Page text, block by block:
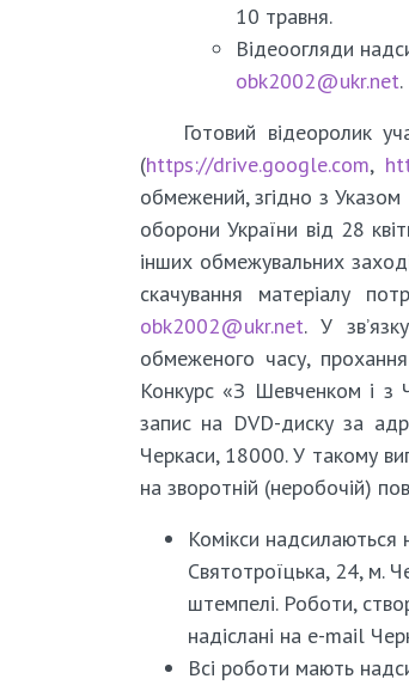
10 травня.
Відеоогляди
obk2002@ukr.net.
Готовий відеоролик
(https://drive.google.com,
обмежений, згідно з
оборони України від 28
інших обмежувальних
скачування матеріалу
obk2002@ukr.net. У
обмеженого часу,
Конкурс «З Шевченком і з
запис на DVD-диску за
Черкаси, 18000. У такому
на зворотній (неробочій)
Комікси надсилаються
Святотроїцька, 24, м.
штемпелі. Роботи,
надіслані на e-mail
Всі роботи мають